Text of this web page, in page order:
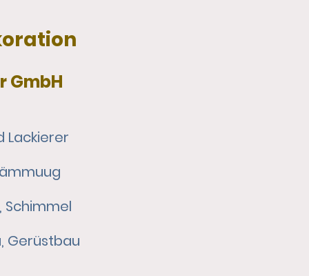
GmbH
Lackierer
Schimmel
Gerüstbau